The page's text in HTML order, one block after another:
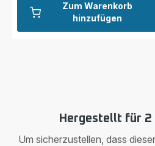
Zum Warenkorb
hinzufügen
Hergestellt für 2
Um sicherzustellen, dass